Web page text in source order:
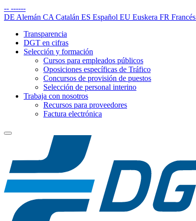
-- ------
DE Alemán CA Catalán ES Español EU Euskera FR Francés
Transparencia
DGT en cifras
Selección y formación
Cursos para empleados públicos
Oposiciones específicas de Tráfico
Concursos de provisión de puestos
Selección de personal interino
Trabaja con nosotros
Recursos para proveedores
Factura electrónica